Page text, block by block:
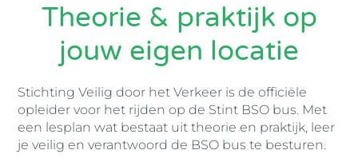
Theorie & praktijk op
jouw eigen locatie
Stichting Veilig door het Verkeer is de officiële
opleider voor het rijden op de Stint BSO bus. Met
een lesplan wat bestaat uit theorie en praktijk, leer
je veilig en verantwoord de BSO bus te besturen.